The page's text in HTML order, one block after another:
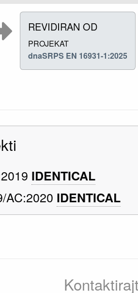
REVIDIRAN OD
PROJEKAT
dnaSRPS EN 16931-1:2025
IDENTICAL
AC:2020 IDENTICAL